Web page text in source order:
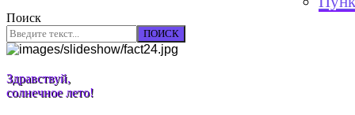
Поиск
ПОИСК
Здравствуй,
солнечное лето!